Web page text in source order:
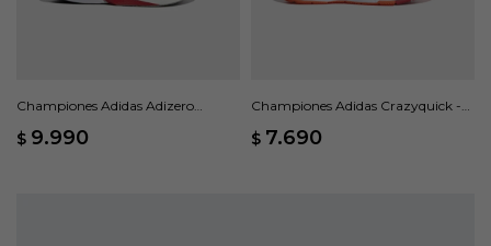
Championes Adidas Adizero
$ 9.990
Championes Adidas Crazyquick -
$ 7.690